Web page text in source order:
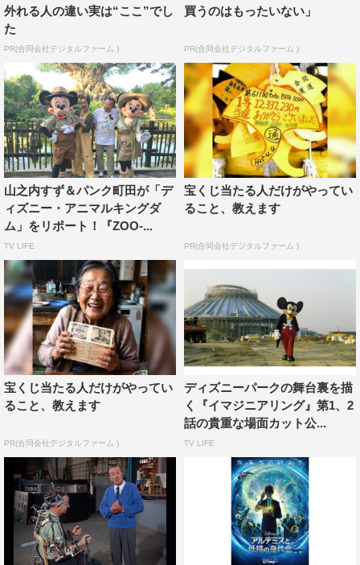
ニマルキングダム」と、「エプコット」のアトラクショ
ン“シー・ウィズ・ニモ＆フレンズ”の裏側に密着したドキ
ュメンタリー・シリーズ。
動物飼育のエキスパートである飼育員や獣医たちがガイド
となり、彼らの動物への愛情や、パーク内に生息する赤ち
ゃんゴリラのグレース、キリンのケニヤ、カバのガスの様
子を映像やインタビューを通して紹介していく。
本作の撮影では、GoPro社特製の防水装置、5.5メートル
のクレーン、水中カメラシステムなどを使用。最先端の技
術で各パークの隅々まで入りこみ、動物の飼育、手術、パ
ークのオペレーションやイマジニアリングまで細部を映し
出して、アニマルキングダムの魔法に迫っている。
また、ナレーションを「アナと雪の女王」オラフ役でおな
じみのジョシュ・ギャッドが担当し、『ディズニー･アニ
マルキングダムの魔法』のオペレーションやイマジニアリ
ングについても明かしていく。
ジョシュ・ギャッドは、本作について「2つの世界的に有
名なパークとその動物たちの心を捉え、視聴者に直接伝え
る作品です。エピソードを重ねるごとに、私たちは動物た
ちを深く知り、ディズニーの魔法にかかります」と語り
「この究極のアドベンチャーにナレーターとして参加がで
きて光栄に思います」とコメントしている。
外れる人の違い実は“ここ”でし
た
PR(合同会社デジタルファーム )
買うのはもったいない」
PR(合同会社デジタルファーム )
山之内すず＆パンク町田が「デ
ィズニー・アニマルキングダ
ム」をリポート！『ZOO-...
TV LIFE
宝くじ当たる人だけがやってい
ること、教えます
PR(合同会社デジタルファーム )
宝くじ当たる人だけがやってい
ること、教えます
PR(合同会社デジタルファーム )
ディズニーパークの舞台裏を描
く『イマジニアリング』第1、2
話の貴重な場面カット公...
TV LIFE